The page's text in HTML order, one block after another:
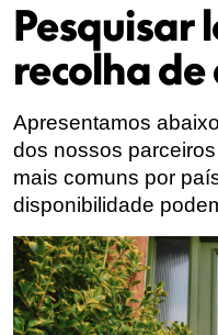
Pesquisar
recolha
Apresentamos
dos nossos
mais comuns por
disponibilidade